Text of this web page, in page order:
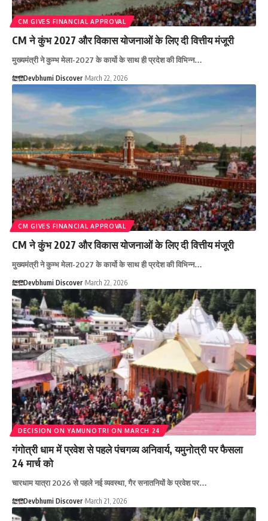
CM GIVES FINANCIAL APPROVAL
CM ने कुंभ 2027 और विकास योजनाओं के लिए दी वित्तीय मंजूरी
मुख्यमंत्री ने कुम्भ मेला-2027 के कार्यो के साथ ही प्रदेश की विभिन्न…
Devbhumi Discover March 22, 2026
CM GIVES FINANCIAL APPROVAL
CM ने कुंभ 2027 और विकास योजनाओं के लिए दी वित्तीय मंजूरी
मुख्यमंत्री ने कुम्भ मेला-2027 के कार्यो के साथ ही प्रदेश की विभिन्न…
Devbhumi Discover March 22, 2026
DECISION ON YAMUNOTRI ON MARCH 24
गंगोत्री धाम में प्रवेश से पहले पंचगव्य अनिवार्य, यमुनोत्री पर फैसला
24 मार्च को
चारधाम यात्रा 2026 से पहले नई व्यवस्था, गैर सनातनियों के प्रवेश पर…
Devbhumi Discover March 21, 2026